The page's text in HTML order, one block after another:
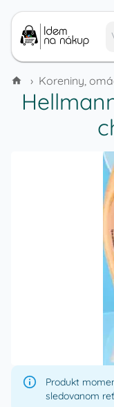
›
Produkt
sledovanom